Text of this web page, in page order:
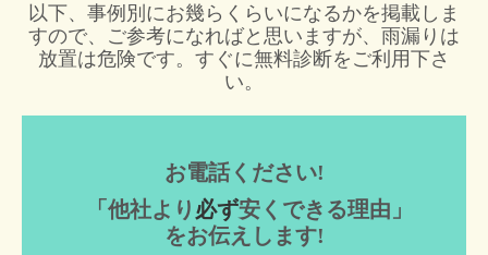
以下、事例別にお幾らくらいになるかを掲載しま
すので、ご参考になればと思いますが、雨漏りは
放置は危険です。すぐに無料診断をご利用下さ
い。
お電話ください!
「他社より 必ず安くできる理由」
をお伝えします!